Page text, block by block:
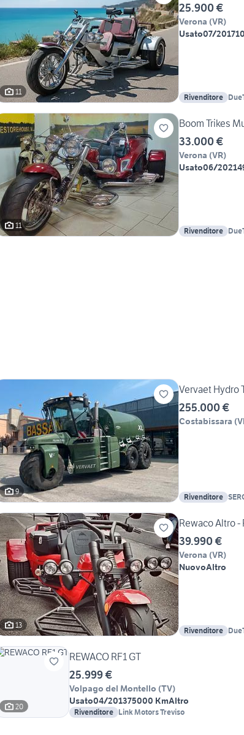
11
25.900 €
Verona (VR)
Usato07/2017
Rivenditore
11
Boom Trikes
33.000 €
Verona (VR)
Usato06/2021
Rivenditore
9
Vervaet Hydro
255.000 €
Costabissara (VI
Rivenditore
13
Rewaco Altro -
39.990 €
Verona (VR)
NuovoAltro
Rivenditore
20
REWACO RF1 GT
25.999 €
Volpago del Montello (TV)
Usato04/201375000 KmAltro
Rivenditore Link Motors Treviso